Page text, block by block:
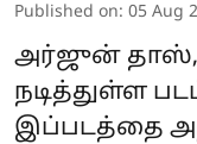
Published on: 05 Aug
அர்ஜுன் தாஸ்,
நடித்துள்ள
இப்படத்தை